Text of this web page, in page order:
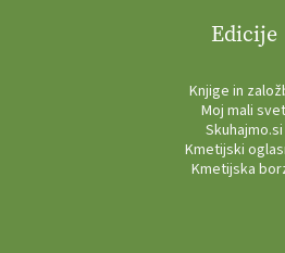
Edicije
Knjige in
Moj mali svet
Skuhajmo.si
Kmetijski
Kmetijska